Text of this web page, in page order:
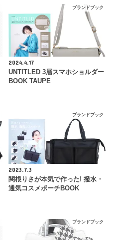
ブランドブック
2024.4.17
UNTITLED 3層スマホショルダー
BOOK TAUPE
ブランドブック
2023.7.3
関根りさが本気で作った! 撥水・
通気コスメポーチBOOK
ブランドブック